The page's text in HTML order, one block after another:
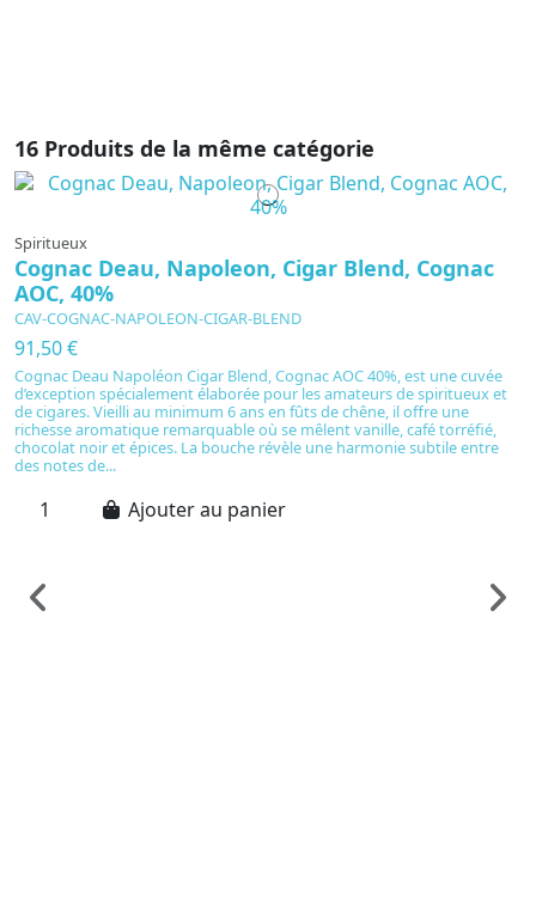
16 Produits de la même catégorie
Spiritueux
Cognac Deau, Napoleon, Cigar Blend, Cognac
AOC, 40%
CAV-COGNAC-NAPOLEON-CIGAR-BLEND
91,50 €
Cognac Deau Napoléon Cigar Blend, Cognac AOC 40%, est une cuvée
d’exception spécialement élaborée pour les amateurs de spiritueux et
de cigares. Vieilli au minimum 6 ans en fûts de chêne, il offre une
richesse aromatique remarquable où se mêlent vanille, café torréfié,
chocolat noir et épices. La bouche révèle une harmonie subtile entre
des notes de...
Ajouter au panier